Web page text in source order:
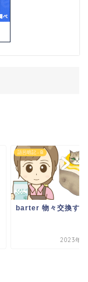
語呂暗記 - B
barter 物々交換する
2023年4